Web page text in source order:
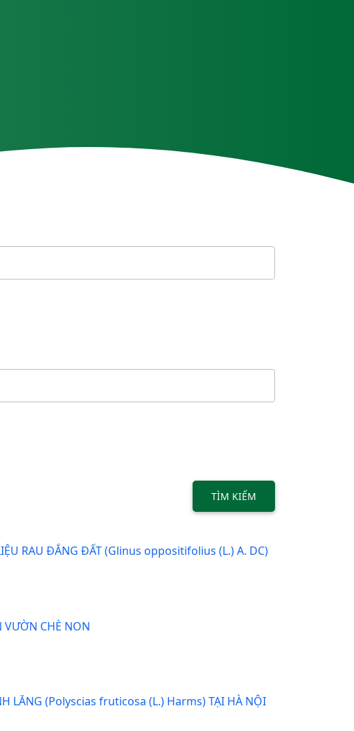
TÌM KIẾM
RAU ĐẮNG ĐẤT (Glinus oppositifolius (L.) A. DC)
VƯỜN CHÈ NON
LĂNG (Polyscias fruticosa (L.) Harms) TẠI HÀ NỘI